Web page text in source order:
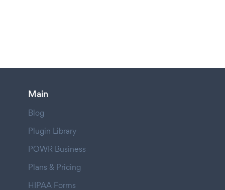
Main
Blog
Plugin Library
POWR Business
Plans & Pricing
HIPAA Forms